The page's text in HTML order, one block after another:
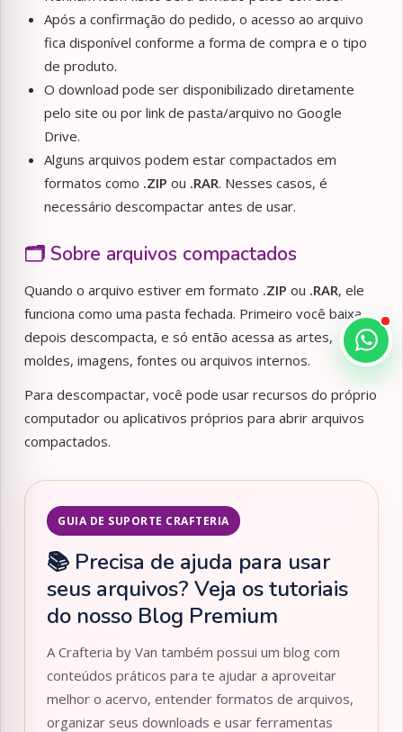
Após a confirmação do pedido, o acesso ao arquivo
fica disponível conforme a forma de compra e o tipo
de produto.
O download pode ser disponibilizado diretamente
pelo site ou por link de pasta/arquivo no Google
Drive.
Alguns arquivos podem estar compactados em
formatos como .ZIP ou .RAR. Nesses casos, é
necessário descompactar antes de usar.
🗂️ Sobre arquivos compactados
Quando o arquivo estiver em formato .ZIP ou .RAR, ele
funciona como uma pasta fechada. Primeiro você baixa,
depois descompacta, e só então acessa as artes,
moldes, imagens, fontes ou arquivos internos.
Para descompactar, você pode usar recursos do próprio
computador ou aplicativos próprios para abrir arquivos
compactados.
GUIA DE SUPORTE CRAFTERIA
📚 Precisa de ajuda para usar
seus arquivos? Veja os tutoriais
do nosso Blog Premium
A Crafteria by Van também possui um blog com
conteúdos práticos para te ajudar a aproveitar
melhor o acervo, entender formatos de arquivos,
organizar seus downloads e usar ferramentas